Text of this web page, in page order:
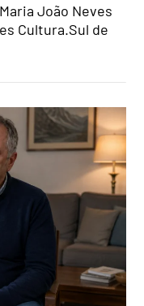
João Neves
Cultura.Sul de